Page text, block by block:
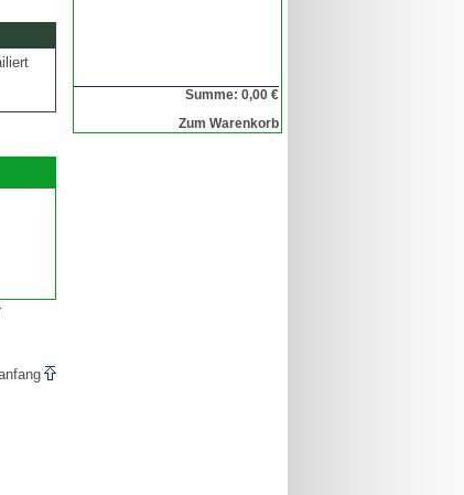
Summe: 0,00 €
Zum Warenkorb